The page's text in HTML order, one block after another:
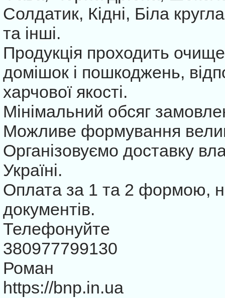
Солдатик, Кідні, Біла
та інші.
Продукція проходить
домішок і пошкоджень,
харчової якості.
Мінімальний обсяг
Можливе формування
Організовуємо доставку
Україні.
Оплата за 1 та 2 формою,
документів.
Телефонуйте
380977799130
Роман
https://bnp.in.ua